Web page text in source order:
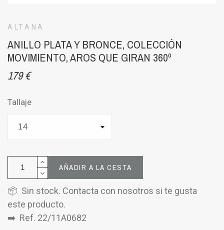
ALTANA
ANILLO PLATA Y BRONCE, COLECCIÓN
MOVIMIENTO, AROS QUE GIRAN 360º
179 €
Tallaje
AÑADIR A LA CESTA
📦 Sin stock. Contacta con nosotros si te gusta
este producto.
➡️ Ref. 22/11A0682